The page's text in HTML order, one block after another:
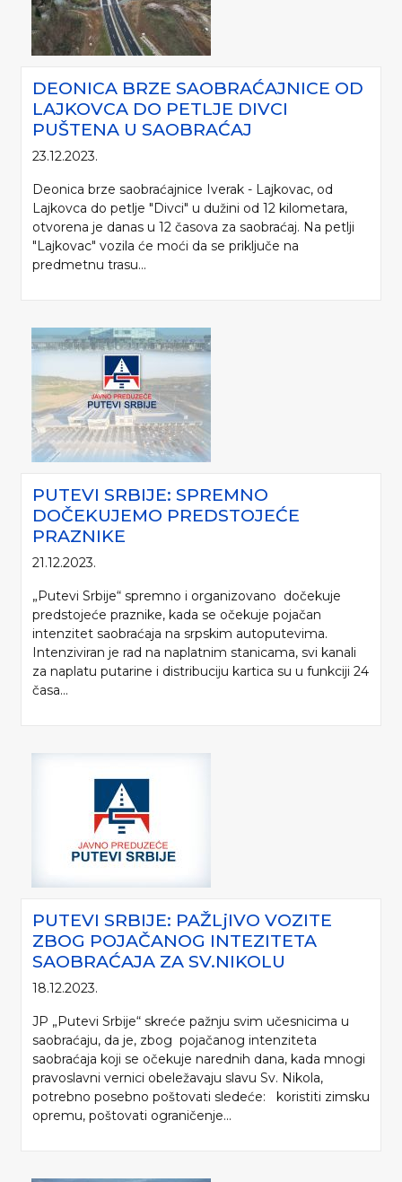
DEONICA BRZE SAOBRAĆAJNICE OD
LAJKOVCA DO PETLJE DIVCI
PUŠTENA U SAOBRAĆAJ
23.12.2023.
Deonica brze saobraćajnice Iverak - Lajkovac, od
Lajkovca do petlje "Divci" u dužini od 12 kilometara,
otvorena je danas u 12 časova za saobraćaj. Na petlji
"Lajkovac" vozila će moći da se priključe na
predmetnu trasu...
PUTEVI SRBIJE: SPREMNO
DOČEKUJEMO PREDSTOJEĆE
PRAZNIKE
21.12.2023.
„Putevi Srbije“ spremno i organizovano dočekuje
predstojeće praznike, kada se očekuje pojačan
intenzitet saobraćaja na srpskim autoputevima.
Intenziviran je rad na naplatnim stanicama, svi kanali
za naplatu putarine i distribuciju kartica su u funkciji 24
časa...
PUTEVI SRBIJE: PAŽLjIVO VOZITE
ZBOG POJAČANOG INTEZITETA
SAOBRAĆAJA ZA SV.NIKOLU
18.12.2023.
JP „Putevi Srbije“ skreće pažnju svim učesnicima u
saobraćaju, da je, zbog pojačanog intenziteta
saobraćaja koji se očekuje narednih dana, kada mnogi
pravoslavni vernici obeležavaju slavu Sv. Nikola,
potrebno posebno poštovati sledeće: koristiti zimsku
opremu, poštovati ograničenje...